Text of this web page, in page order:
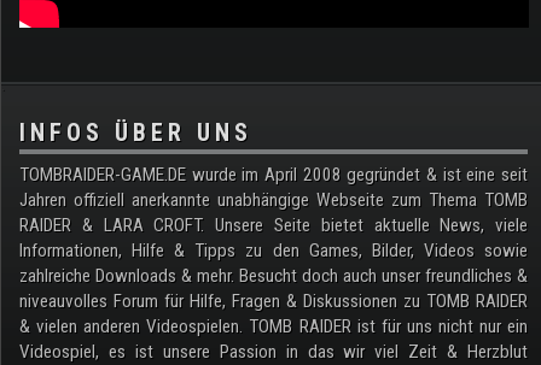
.
INFOS ÜBER UNS
TOMBRAIDER-GAME.DE wurde im April 2008 gegründet & ist eine seit
Jahren offiziell anerkannte unabhängige Webseite zum Thema TOMB
RAIDER & LARA CROFT. Unsere Seite bietet aktuelle News, viele
Informationen, Hilfe & Tipps zu den Games, Bilder, Videos sowie
zahlreiche Downloads & mehr. Besucht doch auch unser freundliches &
niveauvolles Forum für Hilfe, Fragen & Diskussionen zu TOMB RAIDER
& vielen anderen Videospielen. TOMB RAIDER ist für uns nicht nur ein
Videospiel, es ist unsere Passion in das wir viel Zeit & Herzblut